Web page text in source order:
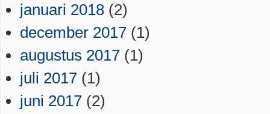
januari 2018 (2)
december 2017 (1)
augustus 2017 (1)
juli 2017 (1)
juni 2017 (2)